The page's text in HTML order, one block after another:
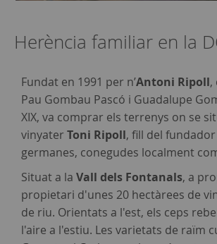
Herència familiar en la
Fundat en 1991 per n’Antoni Ripoll,
Pau Gombau Pascó i Guadalupe
XIX, va comprar els terrenys on se
vinyater Toni Ripoll, fill del
germanes, conegudes localment
Situat a la Vall dels Fontanals, a
propietari d'unes 20 hectàrees de
de riu. Orientats a l'est, els ceps
l'aire a l'estiu. Les varietats de raïm